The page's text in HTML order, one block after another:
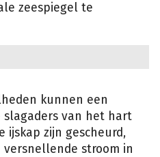
zeespiegel te
kunnen een
van het hart
ijskap zijn gescheurd,
stroom in